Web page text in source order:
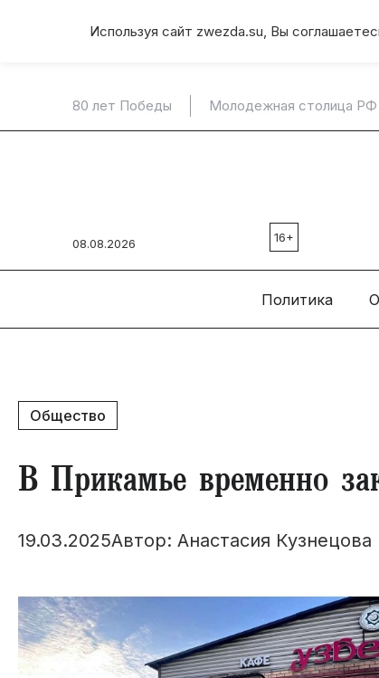
Используя сайт zwezda.su, Вы
80 лет Победы Молодежная столица РФ
08.08.2026 16+
Политика
Общество
​В Прикамье временно
19.03.2025Автор: Анастасия Кузнецова